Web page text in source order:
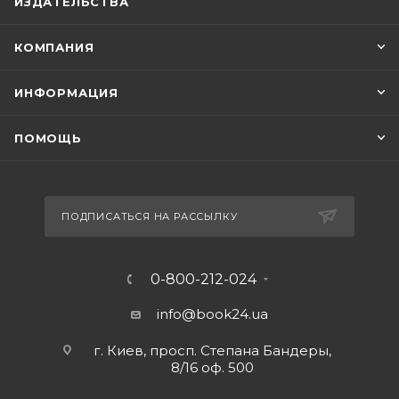
КОМПАНИЯ
ИНФОРМАЦИЯ
ПОМОЩЬ
ПОДПИСАТЬСЯ НА РАССЫЛКУ
0-800-212-024
info@book24.ua
г. Киев, просп. Степана Бандеры,
8/16 оф. 500